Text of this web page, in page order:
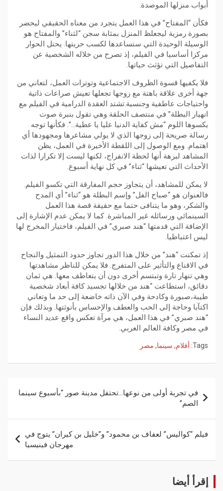
أبواب منزلها الموصدة.
فكأن “المفتاح” في هذا العمل يتجرد من معناه الحقيقي ليحضر
بصورة رمزية ليجعلظ المنزل بمثابة سجن “لثناء” والمفتاح هو
الوسيلة الوحيدة التي ستساعدها لكسب حريتها. يحتل الحوار
مركزا أساسيا في الفيلم، إذ تصرح من خلاله الشخصية عن
التفاصيل التي تؤثث حياتها.
فلا يكفيها قسوة الظروف الاجتماعية وتوترات العمل، لتعاني من
جهة أخرى علاقة باهتة مع زوجها تجعلها تعيش صراعات ذاتية
واحتياجات عاطفية وجنسية.تشتد العقدة الدرامية في الفيلم مع
انهيار البطلة” في منتصف الحلقة وهي تقول بنبرة صوت
يكسوها اللوم “مش كفاية الدنيا عليا يا عطية…”. فكأنها توجه
رسالة صريحة إلى زوجها الذي لا يولي مشاعرها ومجهودها أي
اهتمام. ومع الوصول إلى اللقطة الأخيرة في العمل، يظن
المشاهد لبرهة أنها لحظة الانفراج، لكنها ليست إلا تكرارا لذات
الأحداث التي تعيشها “ثناء” في كل نهاية أسبوع.
لا يمكن للمشاهد، أن يتجاوز حجم المفارقة التي تكسو الفيلم.
فالعنوان هو “صباح الفل” وإسم البطلة هو “ثناء” أي المدح
والشكر، وهو ما يتنافى حتما مع حقيقة قصة هذا العمل
السينمائي ورسائله غير المباشرة. كما لا يمكن عدم الإشارة إلى
الإضافة التي قدمتها “هند صبري” في الفيلم، فاختيار المخرج لها
ليس اعتباطيا.
إذ تمكنت “هند” من خلال هذا الدور تجاوز حدود التمثيل والنجاح
في الاقناع والتأثير على المتفرج. فلا يمكن للناظر مشاهدتها
وهي تنهار تارة وتبتسم أخرى دون أن يتعاطف معها. هي ثمان
دقائق، استطاعت “هند من خلالها تجسيد كافة أبعاد شخصية
طيبة،صبورة وكادحة وفي الآن ذاته خاضعة إلى حد ما وتعاني
اكتآبا وحاجة إلى الحب والعطف والإحساس بأنوثتها. وبذلك فإن
“هند صبري” في هذا العمل، هي مرآة تعكس واقع عديد النساء
في مصر وكافة العالم العربي.
Tags: أفلام, سينما, مصر
في تجربة أولى من نوعها…تحتفل مدينة صور “بأسبوع سينما
الصم”
فيلم “كواليس” لعفاف بن محمود” و”خليل بن كيران” يتوج في
مهرجان فينيسيا
إقرأ أيضا